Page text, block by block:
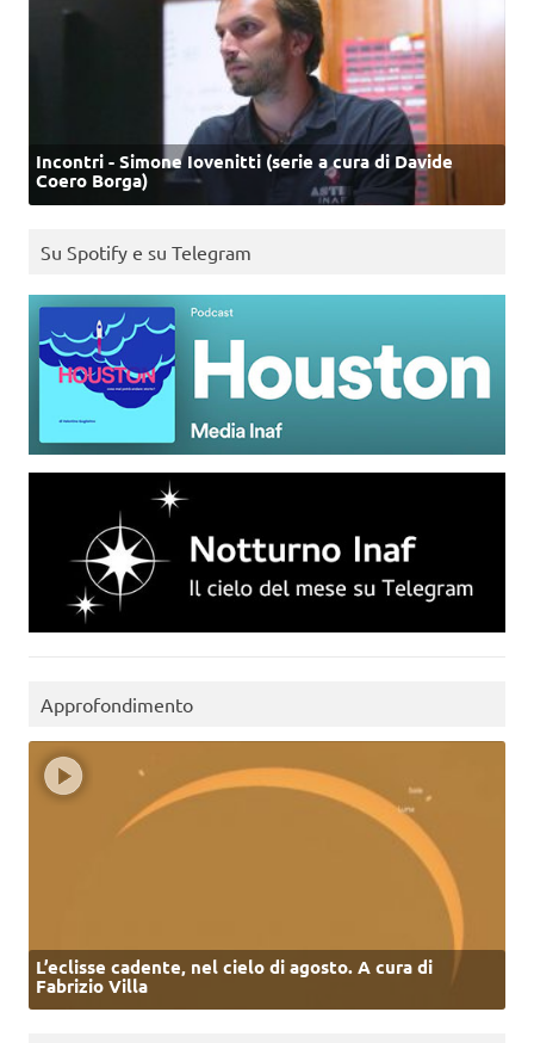
Incontri - Simone Iovenitti (serie a cura di Davide
Coero Borga)
Su Spotify e su Telegram
Approfondimento
L’eclisse cadente, nel cielo di agosto. A cura di
Fabrizio Villa